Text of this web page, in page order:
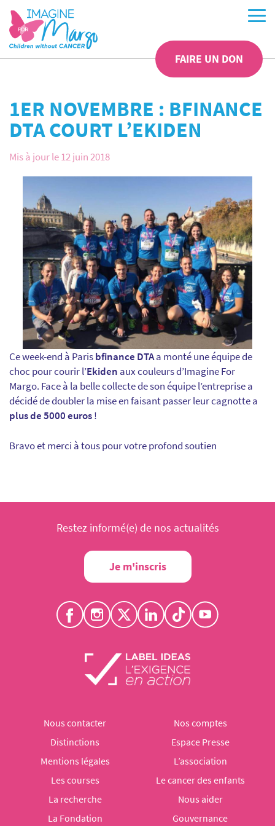
FAIRE UN DON
1ER NOVEMBRE : BFINANCE
DTA COURT L’EKIDEN
Mis à jour le 12 juin 2018
Ce week-end à Parisbfinance DTAa monté une équipe de
choc pour courir l’Ekiden aux couleurs d’Imagine For
Margo. Face à la belle collecte de son équipe l’entreprise a
décidé de doubler la mise en faisant passer leur cagnotte a
plus de 5000 euros!
Bravo et merci à tous pour votre profond soutien
Restez informé(e) de nos actualités
Je m'inscris
Nous contacter
Nos comptes
Distinctions
Espace Presse
Mentions légales
L’association
Les courses
Le cancer des enfants
La recherche
Nous aider
La Fondation
Gouvernance